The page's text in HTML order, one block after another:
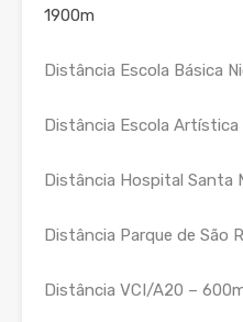
1900m
Distância Escola Básica
Distância Escola Artística
Distância Hospital Santa
Distância Parque de São
Distância VCI/A20 –